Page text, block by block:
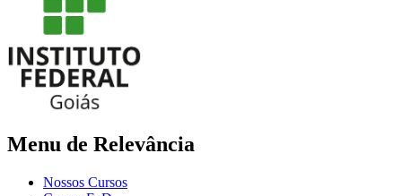
Menu de Relevância
Nossos Cursos